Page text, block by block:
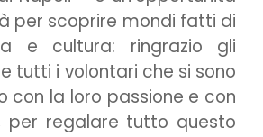
per scoprire mondi fatti di
e cultura: ringrazio gli
tutti i volontari che si sono
con la loro passione e con
per regalare tutto questo